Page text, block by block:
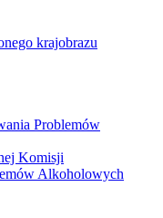
krajobrazu
Problemów
Komisji
Alkoholowych